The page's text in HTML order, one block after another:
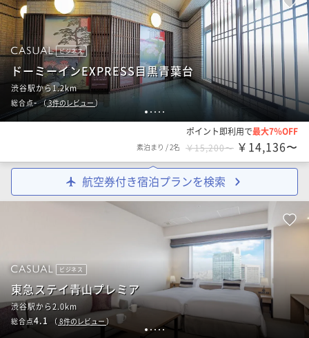
1 2 3 4 5
ビジネス
ドーミーインEXPRESS目黒青葉台
渋谷駅から1.2km
総合点-（3件のレビュー ）
ポイント即利用で最大7％OFF
素泊まり /2名 ￥15,200〜 ￥14,136〜
航空券付き宿泊プランを検索
1 234 5
ビジネス
東急ステイ青山プレミア
渋谷駅から2.0km
総合点4.1 （ 8件のレビュー）